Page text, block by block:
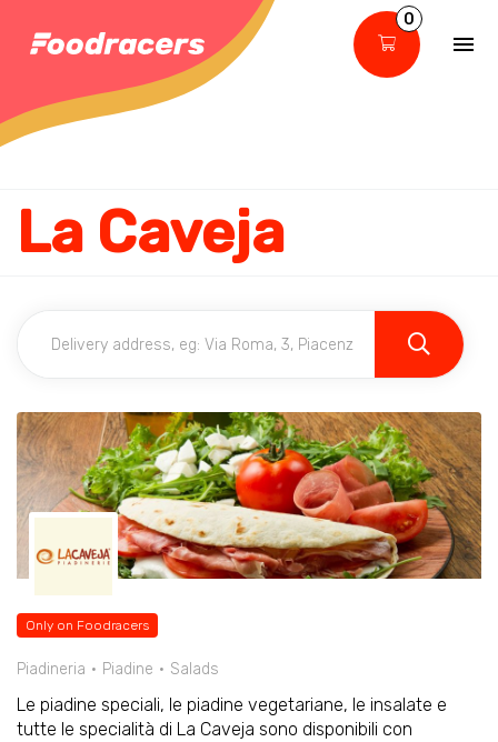
0
La Caveja
Only on Foodracers
Piadineria Piadine Salads
Le piadine speciali, le piadine vegetariane, le insalate e
tutte le specialità di La Caveja sono disponibili con